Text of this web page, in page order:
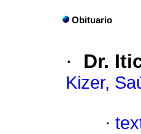
Obituario
· Dr.
Kizer,
·